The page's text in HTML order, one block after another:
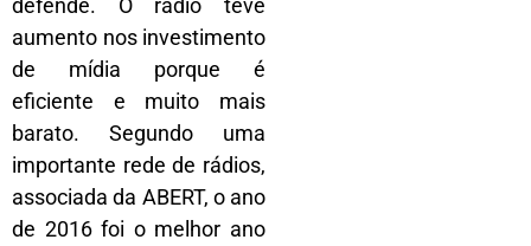
aumento nos investimento
de mídia porque é
eficiente e muito mais
barato. Segundo uma
importante rede de rádios,
associada da ABERT, o ano
de 2016 foi o melhor ano